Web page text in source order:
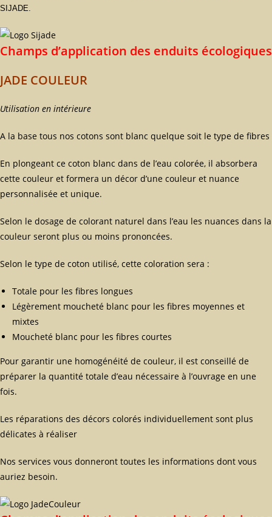
SIJADE.
Champs d’application des enduits écologiques
JADE COULEUR
Utilisation en intérieure
A la base tous nos cotons sont blanc quelque soit le type de fibres
En plongeant ce coton blanc dans de l’eau colorée, il absorbera
cette couleur et formera un décor d’une couleur et nuance
personnalisée et unique.
Selon le dosage de colorant naturel dans l’eau les nuances dans la
couleur seront plus ou moins prononcées.
Selon le type de coton utilisé, cette coloration sera :
Totale pour les fibres longues
Légèrement moucheté blanc pour les fibres moyennes et
mixtes
Moucheté blanc pour les fibres courtes
Pour garantir une homogénéité de couleur, il est conseillé de
préparer la quantité totale d’eau nécessaire à l’ouvrage en une
fois.
Les réparations des décors colorés individuellement sont plus
délicates à réaliser
Nos services vous donneront toutes les informations dont vous
auriez besoin.